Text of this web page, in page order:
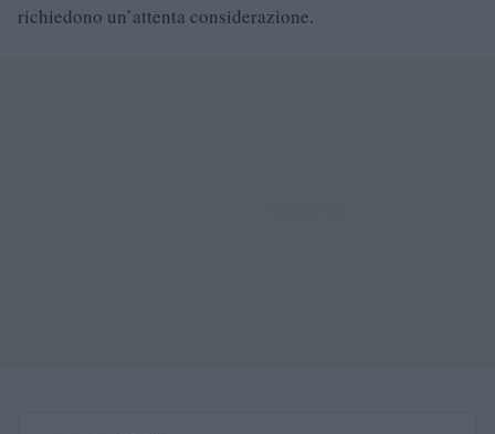
richiedono un’attenta considerazione.